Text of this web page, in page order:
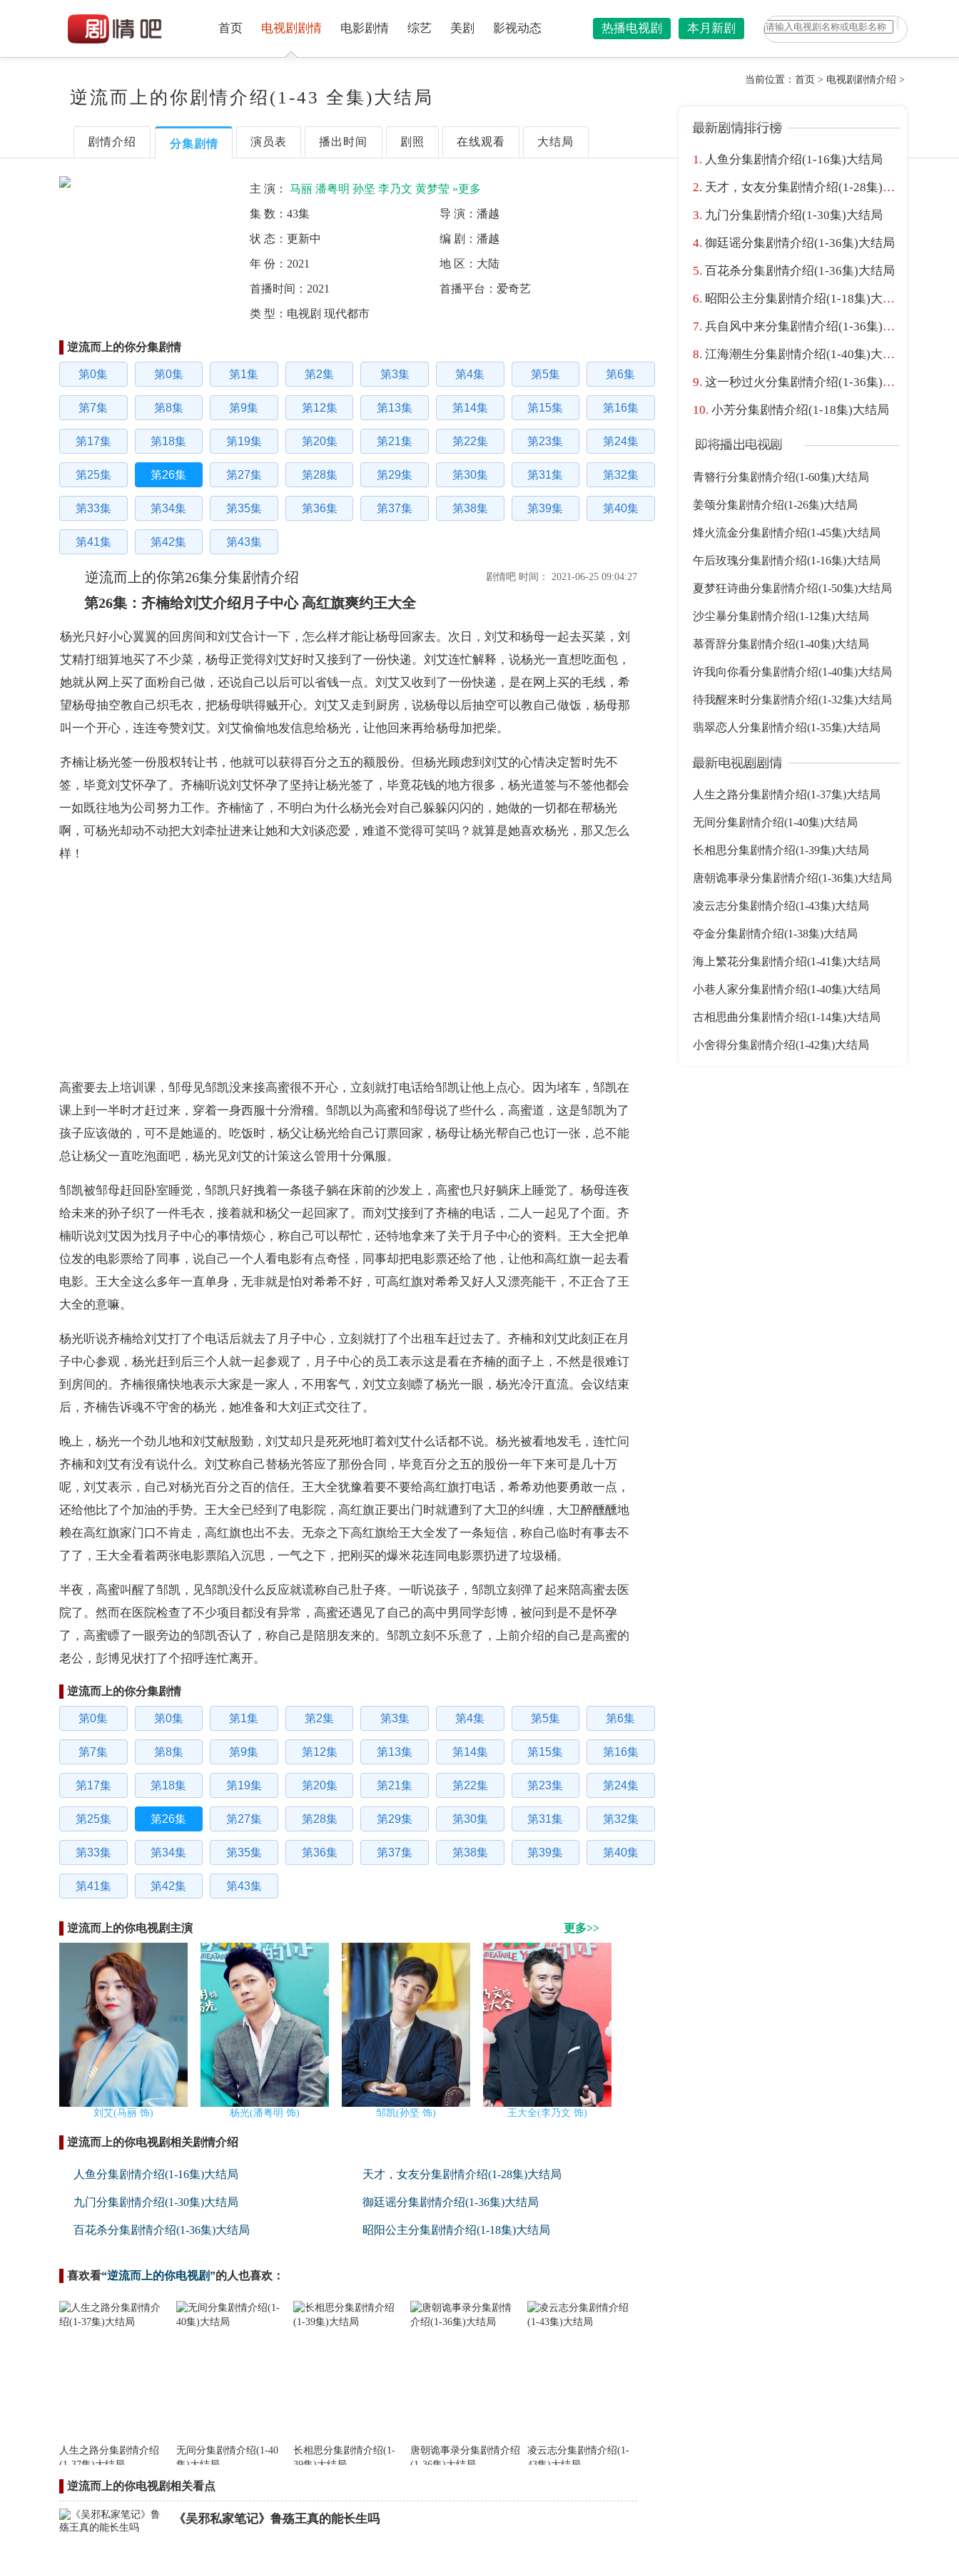
首页 电视剧剧情 电影剧情 综艺 美剧 影视动态 本月新剧
热播电视剧
逆流而上的你剧情介绍(1-43 全集)大结局
剧情介绍 分集剧情 演员表 播出时间 剧照 在线观看 大结局
当前位置： 首页 > 电视剧剧情介绍 >
主 演： 马丽 潘粤明 孙坚 李乃文 黄梦莹 »更多
集 数：43集 导 演：潘越
状 态：更新中 编 剧：潘越
年 份： 2021 地 区： 大陆
首播时间： 2021 首播平台： 爱奇艺
类 型： 电视剧 现代都市
逆流而上的你分集剧情
第0集 第0集 第1集 第2集 第3集 第4集 第5集 第6集
第7集 第8集 第9集 第12集 第13集 第14集 第15集 第16集
第17集 第18集 第19集 第20集 第21集 第22集 第23集 第24集
第25集 第26集 第27集 第28集 第29集 第30集 第31集 第32集
第33集 第34集 第35集 第36集 第37集 第38集 第39集 第40集
第41集 第42集 第43集
剧情吧 时间： 2021-06-25 09:04:27
逆流而上的你第26集分集剧情介绍
第26集：齐楠给刘艾介绍月子中心 高红旗爽约王大全
杨光只好小心翼翼的回房间和刘艾合计一下，怎么样才能让杨母回家去。次日，刘艾和杨母一起去买菜，刘
艾精打细算地买了不少菜，杨母正觉得刘艾好时又接到了一份快递。刘艾连忙解释，说杨光一直想吃面包，
她就从网上买了面粉自己做，还说自己以后可以省钱一点。刘艾又收到了一份快递，是在网上买的毛线，希
望杨母抽空教自己织毛衣，把杨母哄得贼开心。刘艾又走到厨房，说杨母以后抽空可以教自己做饭，杨母那
叫一个开心，连连夸赞刘艾。刘艾偷偷地发信息给杨光，让他回来再给杨母加把柴。
齐楠让杨光签一份股权转让书，他就可以获得百分之五的额股份。但杨光顾虑到刘艾的心情决定暂时先不
签，毕竟刘艾怀孕了。齐楠听说刘艾怀孕了坚持让杨光签了，毕竟花钱的地方很多，杨光道签与不签他都会
一如既往地为公司努力工作。齐楠恼了，不明白为什么杨光会对自己躲躲闪闪的，她做的一切都在帮杨光
啊，可杨光却动不动把大刘牵扯进来让她和大刘谈恋爱，难道不觉得可笑吗？就算是她喜欢杨光，那又怎么
样！
高蜜要去上培训课，邹母见邹凯没来接高蜜很不开心，立刻就打电话给邹凯让他上点心。因为堵车，邹凯在
课上到一半时才赶过来，穿着一身西服十分滑稽。邹凯以为高蜜和邹母说了些什么，高蜜道，这是邹凯为了
孩子应该做的，可不是她逼的。吃饭时，杨父让杨光给自己订票回家，杨母让杨光帮自己也订一张，总不能
总让杨父一直吃泡面吧，杨光见刘艾的计策这么管用十分佩服。
邹凯被邹母赶回卧室睡觉，邹凯只好拽着一条毯子躺在床前的沙发上，高蜜也只好躺床上睡觉了。杨母连夜
给未来的孙子织了一件毛衣，接着就和杨父一起回家了。而刘艾接到了齐楠的电话，二人一起见了个面。齐
楠听说刘艾因为找月子中心的事情烦心，称自己可以帮忙，还特地拿来了关于月子中心的资料。王大全把单
位发的电影票给了同事，说自己一个人看电影有点奇怪，同事却把电影票还给了他，让他和高红旗一起去看
电影。王大全这么多年一直单身，无非就是怕对希希不好，可高红旗对希希又好人又漂亮能干，不正合了王
大全的意嘛。
杨光听说齐楠给刘艾打了个电话后就去了月子中心，立刻就打了个出租车赶过去了。齐楠和刘艾此刻正在月
子中心参观，杨光赶到后三个人就一起参观了，月子中心的员工表示这是看在齐楠的面子上，不然是很难订
到房间的。齐楠很痛快地表示大家是一家人，不用客气，刘艾立刻瞟了杨光一眼，杨光冷汗直流。会议结束
后，齐楠告诉魂不守舍的杨光，她准备和大刘正式交往了。
晚上，杨光一个劲儿地和刘艾献殷勤，刘艾却只是死死地盯着刘艾什么话都不说。杨光被看地发毛，连忙问
齐楠和刘艾有没有说什么。刘艾称自己替杨光答应了那份合同，毕竟百分之五的股份一年下来可是几十万
呢，刘艾表示，自己对杨光百分之百的信任。王大全犹豫着要不要给高红旗打电话，希希劝他要勇敢一点，
还给他比了个加油的手势。王大全已经到了电影院，高红旗正要出门时就遭到了大卫的纠缠，大卫醉醺醺地
赖在高红旗家门口不肯走，高红旗也出不去。无奈之下高红旗给王大全发了一条短信，称自己临时有事去不
了了，王大全看着两张电影票陷入沉思，一气之下，把刚买的爆米花连同电影票扔进了垃圾桶。
半夜，高蜜叫醒了邹凯，见邹凯没什么反应就谎称自己肚子疼。一听说孩子，邹凯立刻弹了起来陪高蜜去医
院了。然而在医院检查了不少项目都没有异常，高蜜还遇见了自己的高中男同学彭博，被问到是不是怀孕
了，高蜜瞟了一眼旁边的邹凯否认了，称自己是陪朋友来的。邹凯立刻不乐意了，上前介绍的自己是高蜜的
老公，彭博见状打了个招呼连忙离开。
逆流而上的你分集剧情
第0集 第0集 第1集 第2集 第3集 第4集 第5集 第6集
第7集 第8集 第9集 第12集 第13集 第14集 第15集 第16集
第17集 第18集 第19集 第20集 第21集 第22集 第23集 第24集
第25集 第26集 第27集 第28集 第29集 第30集 第31集 第32集
第33集 第34集 第35集 第36集 第37集 第38集 第39集 第40集
第41集 第42集 第43集
更多>>
逆流而上的你电视剧主演
刘艾(马丽 饰) 杨光(潘粤明 饰) 邹凯(孙坚 饰) 王大全(李乃文 饰)
逆流而上的你电视剧相关剧情介绍
人鱼分集剧情介绍(1-16集)大结局 天才，女友分集剧情介绍(1-28集)大结局
九门分集剧情介绍(1-30集)大结局 御廷谣分集剧情介绍(1-36集)大结局
百花杀分集剧情介绍(1-36集)大结局 昭阳公主分集剧情介绍(1-18集)大结局
喜欢看“逆流而上的你电视剧”的人也喜欢：
人生之路分集剧情介绍
(1-37集)大结局
无间分集剧情介绍(1-40
集)大结局
长相思分集剧情介绍(1-
39集)大结局
唐朝诡事录分集剧情介绍
(1-36集)大结局
凌云志分集剧情介绍(1-
43集)大结局
逆流而上的你电视剧相关看点
《吴邪私家笔记》鲁殇王真的能长生吗
人鱼分集剧情介绍(1-16集)大结局
天才，女友分集剧情介绍(1-28集)大结局
九门分集剧情介绍(1-30集)大结局
御廷谣分集剧情介绍(1-36集)大结局
百花杀分集剧情介绍(1-36集)大结局
昭阳公主分集剧情介绍(1-18集)大结局
兵自风中来分集剧情介绍(1-36集)大结局
江海潮生分集剧情介绍(1-40集)大结局
这一秒过火分集剧情介绍(1-36集)大结局
小芳分集剧情介绍(1-18集)大结局
青簪行分集剧情介绍(1-60集)大结局
姜颂分集剧情介绍(1-26集)大结局
烽火流金分集剧情介绍(1-45集)大结局
午后玫瑰分集剧情介绍(1-16集)大结局
夏梦狂诗曲分集剧情介绍(1-50集)大结局
沙尘暴分集剧情介绍(1-12集)大结局
慕胥辞分集剧情介绍(1-40集)大结局
许我向你看分集剧情介绍(1-40集)大结局
待我醒来时分集剧情介绍(1-32集)大结局
翡翠恋人分集剧情介绍(1-35集)大结局
人生之路分集剧情介绍(1-37集)大结局
无间分集剧情介绍(1-40集)大结局
长相思分集剧情介绍(1-39集)大结局
唐朝诡事录分集剧情介绍(1-36集)大结局
凌云志分集剧情介绍(1-43集)大结局
夺金分集剧情介绍(1-38集)大结局
海上繁花分集剧情介绍(1-41集)大结局
小巷人家分集剧情介绍(1-40集)大结局
古相思曲分集剧情介绍(1-14集)大结局
小舍得分集剧情介绍(1-42集)大结局